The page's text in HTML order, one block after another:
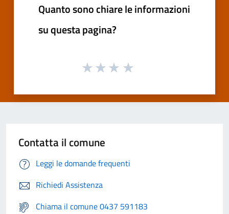
Quanto sono chiare le informazioni
su questa pagina?
Contatta il comune
Leggi le domande frequenti
Richiedi Assistenza
Chiama il comune 0437 591183